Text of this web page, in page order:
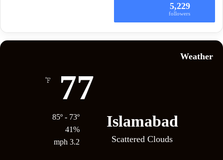
5,229
followers
Weather
Islamabad
Scattered Clouds
77
℉
85º - 73º
41%
3.2 mph